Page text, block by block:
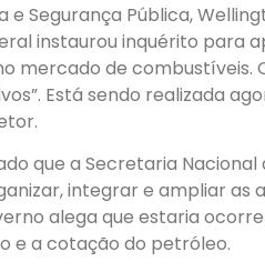
e Segurança Pública,
instaurou inquérito
mercado de combustíveis.
Está sendo realizada
que a Secretaria
integrar e ampliar as
alega que estaria
e a cotação do petróleo.